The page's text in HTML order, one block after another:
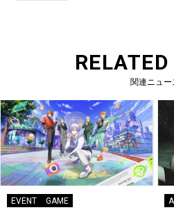
関連ニュー
EVENT GAME